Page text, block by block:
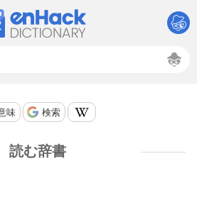
味 検索
読む辞書